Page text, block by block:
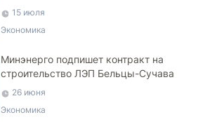
15 июля
Экономика
Минэнерго подпишет контракт на
строительство ЛЭП Бельцы-Сучава
26 июня
Экономика